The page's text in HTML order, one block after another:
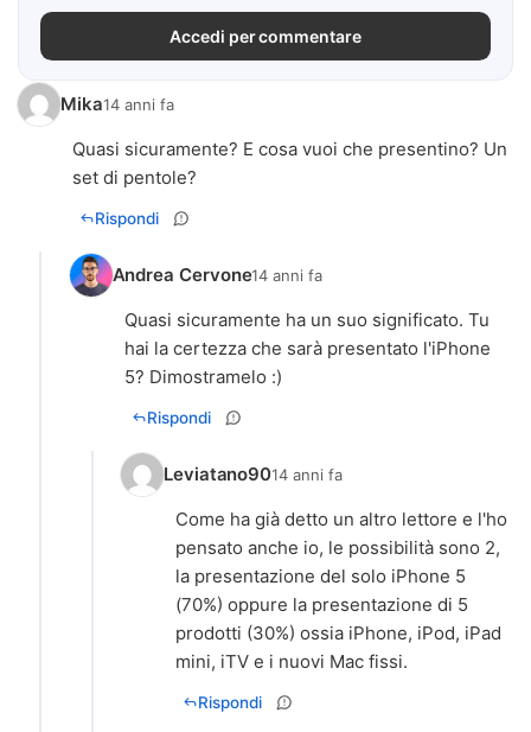
Accedi per commentare
Mika14 anni fa
Quasi sicuramente? E cosa vuoi che presentino? Un
set di pentole?
Rispondi
Andrea Cervone14 anni fa
Quasi sicuramente ha un suo significato. Tu
hai la certezza che sarà presentato l'iPhone
5? Dimostramelo :)
Rispondi
Leviatano9014 anni fa
Come ha già detto un altro lettore e l'ho
pensato anche io, le possibilità sono 2,
la presentazione del solo iPhone 5
(70%) oppure la presentazione di 5
prodotti (30%) ossia iPhone, iPod, iPad
mini, iTV e i nuovi Mac fissi.
Rispondi